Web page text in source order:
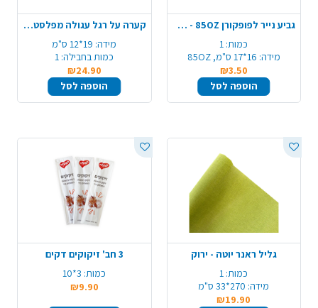
גביע נייר לפופקורן 85OZ - ענק
כמות: 1
מידה: 16*17 ס"מ, 85OZ
₪3.50
הוספה לסל
קערה על רגל עגולה מפלסטיק - שקוף
מידה: 19*12 ס"מ
כמות בחבילה: 1
₪24.90
הוספה לסל
גליל ראנר יוטה - ירוק
כמות: 1
מידה: 270*33 ס"מ
₪19.90
3 חב' זיקוקים דקים
כמות: 3*10
₪9.90